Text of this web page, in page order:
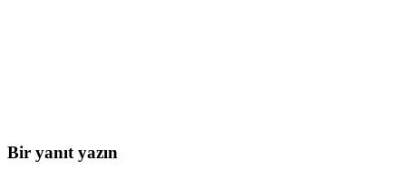
Bir yanıt yazın